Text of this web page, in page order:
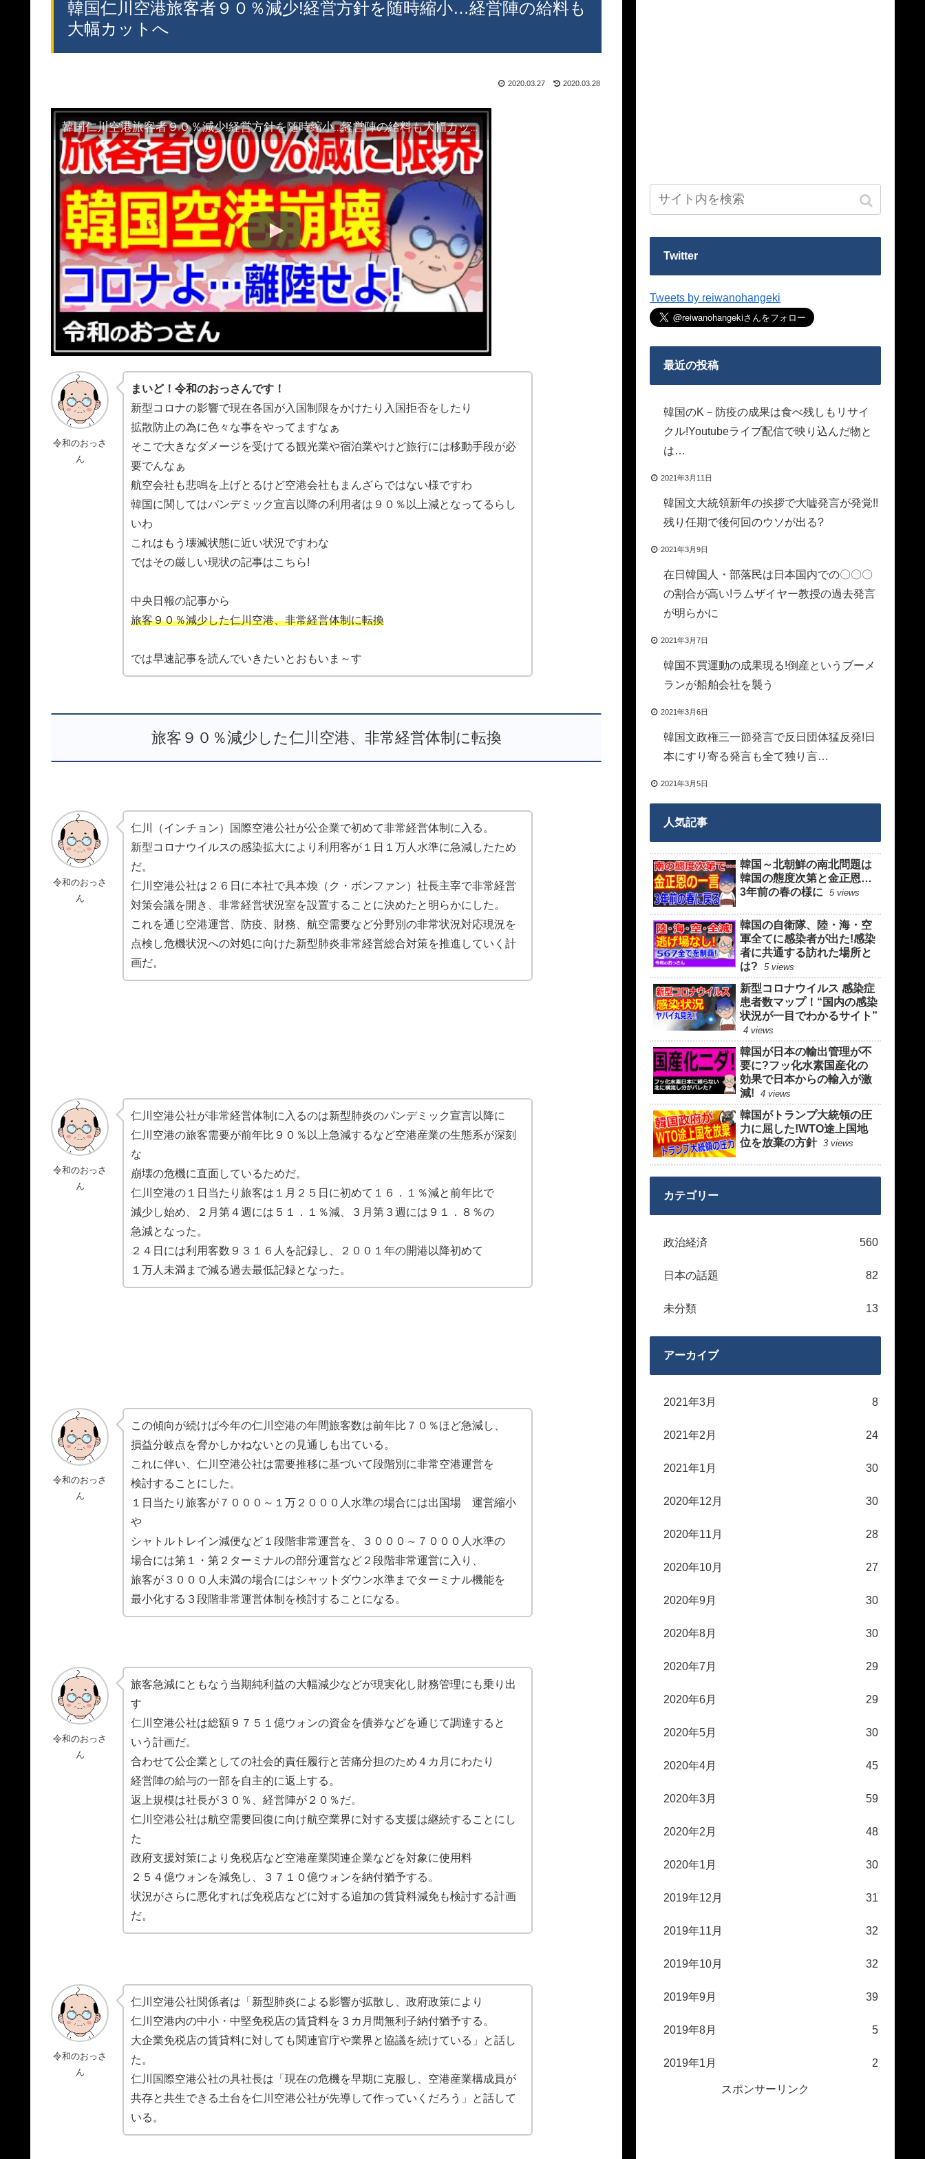
韓国仁川空港旅客者９０％減少!経営方針を随時縮小…経営陣の給料も
大幅カットへ
2020.03.28
2020.03.27
韓国仁川空港旅客者９０％減少!経営方針を随時縮小…経営陣の給料も大幅カットへ
令和のおっさ
ん
まいど！令和のおっさんです！
新型コロナの影響で現在各国が入国制限をかけたり入国拒否をしたり
拡散防止の為に色々な事をやってますなぁ
そこで大きなダメージを受けてる観光業や宿泊業やけど旅行には移動手段が必
要でんなぁ
航空会社も悲鳴を上げとるけど空港会社もまんざらではない様ですわ
韓国に関してはパンデミック宣言以降の利用者は９０％以上減となってるらし
いわ
これはもう壊滅状態に近い状況ですわな
ではその厳しい現状の記事はこちら!
中央日報の記事から
旅客９０％減少した仁川空港、非常経営体制に転換
では早速記事を読んでいきたいとおもいま～す
旅客９０％減少した仁川空港、非常経営体制に転換
令和のおっさ
ん
仁川（インチョン）国際空港公社が公企業で初めて非常経営体制に入る。
新型コロナウイルスの感染拡大により利用客が１日１万人水準に急減したため
だ。
仁川空港公社は２６日に本社で具本煥（ク・ボンファン）社長主宰で非常経営
対策会議を開き、非常経営状況室を設置することに決めたと明らかにした。
これを通じ空港運営、防疫、財務、航空需要など分野別の非常状況対応現況を
点検し危機状況への対処に向けた新型肺炎非常経営総合対策を推進していく計
画だ。
令和のおっさ
ん
仁川空港公社が非常経営体制に入るのは新型肺炎のパンデミック宣言以降に
仁川空港の旅客需要が前年比９０％以上急減するなど空港産業の生態系が深刻
な
崩壊の危機に直面しているためだ。
仁川空港の１日当たり旅客は１月２５日に初めて１６．１％減と前年比で
減少し始め、２月第４週には５１．１％減、３月第３週には９１．８％の
急減となった。
２４日には利用客数９３１６人を記録し、２００１年の開港以降初めて
１万人未満まで減る過去最低記録となった。
令和のおっさ
ん
この傾向が続けば今年の仁川空港の年間旅客数は前年比７０％ほど急減し、
損益分岐点を脅かしかねないとの見通しも出ている。
これに伴い、仁川空港公社は需要推移に基づいて段階別に非常空港運営を
検討することにした。
１日当たり旅客が７０００～１万２０００人水準の場合には出国場 運営縮小
や
シャトルトレイン減便など１段階非常運営を、３０００～７０００人水準の
場合には第１・第２ターミナルの部分運営など２段階非常運営に入り、
旅客が３０００人未満の場合にはシャットダウン水準までターミナル機能を
最小化する３段階非常運営体制を検討することになる。
令和のおっさ
ん
旅客急減にともなう当期純利益の大幅減少などが現実化し財務管理にも乗り出
す
仁川空港公社は総額９７５１億ウォンの資金を債券などを通じて調達すると
いう計画だ。
合わせて公企業としての社会的責任履行と苦痛分担のため４カ月にわたり
経営陣の給与の一部を自主的に返上する。
返上規模は社長が３０％、経営陣が２０％だ。
仁川空港公社は航空需要回復に向け航空業界に対する支援は継続することにし
た
政府支援対策により免税店など空港産業関連企業などを対象に使用料
２５４億ウォンを減免し、３７１０億ウォンを納付猶予する。
状況がさらに悪化すれば免税店などに対する追加の賃貸料減免も検討する計画
だ。
令和のおっさ
ん
仁川空港公社関係者は「新型肺炎による影響が拡散し、政府政策により
仁川空港内の中小・中堅免税店の賃貸料を３カ月間無利子納付猶予する。
大企業免税店の賃貸料に対しても関連官庁や業界と協議を続けている」と話し
た。
仁川国際空港公社の具社長は「現在の危機を早期に克服し、空港産業構成員が
共存と共生できる土台を仁川空港公社が先導して作っていくだろう」と話して
いる。
Twitter
Tweets by reiwanohangeki
最近の投稿
韓国のK－防疫の成果は食べ残しもリサイ
クル!Youtubeライブ配信で映り込んだ物と
は…
2021年3月11日
韓国文大統領新年の挨拶で大嘘発言が発覚!!
残り任期で後何回のウソが出る?
2021年3月9日
在日韓国人・部落民は日本国内での〇〇〇
の割合が高い!ラムザイヤー教授の過去発言
が明らかに
2021年3月7日
韓国不買運動の成果現る!倒産というブーメ
ランが船舶会社を襲う
2021年3月6日
韓国文政権三一節発言で反日団体猛反発!日
本にすり寄る発言も全て独り言…
2021年3月5日
人気記事
韓国～北朝鮮の南北問題は
韓国の態度次第と金正恩…
3年前の春の様に
5 views
韓国の自衛隊、陸・海・空
軍全てに感染者が出た!感染
者に共通する訪れた場所と
は?
5 views
新型コロナウイルス 感染症
患者数マップ！“国内の感染
状況が一目でわかるサイト”
4 views
韓国が日本の輸出管理が不
要に?フッ化水素国産化の
効果で日本からの輸入が激
減!
4 views
韓国がトランプ大統領の圧
力に屈した!WTO途上国地
位を放棄の方針 3 views
カテゴリー
政治経済 560
日本の話題 82
未分類 13
アーカイブ
2021年3月 8
2021年2月 24
2021年1月 30
2020年12月 30
2020年11月 28
2020年10月 27
2020年9月 30
2020年8月 30
2020年7月 29
2020年6月 29
2020年5月 30
2020年4月 45
2020年3月 59
2020年2月 48
2020年1月 30
2019年12月 31
2019年11月 32
2019年10月 32
2019年9月 39
2019年8月 5
2019年1月 2
スポンサーリンク